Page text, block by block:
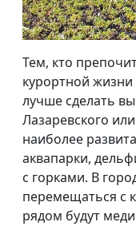
Тем, кто
курортной
лучше сделать
Лазаревского
наиболее
аквапарки,
с горками. В
перемещаться с
рядом будут